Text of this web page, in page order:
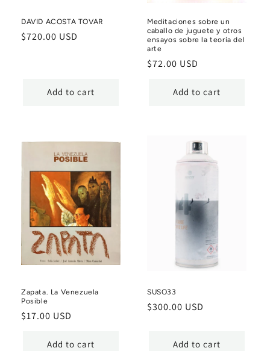
DAVID ACOSTA TOVAR
Regular
$720.00 USD
Add to cart
Meditaciones sobre un
caballo de juguete y otros
ensayos sobre la teoría del
arte
Regular
$72.00 USD
Add to cart
Zapata. La Venezuela
Posible
Regular
$17.00 USD
Add to cart
SUSO33
Regular
$300.00 USD
Add to cart